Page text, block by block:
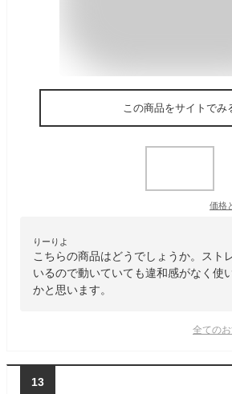
この商品をサイトでみ
価格
りーりよ
こちらの商品はどうでしょうか。スト
いるので動いていても違和感がなく使
かと思います。
全ての
13